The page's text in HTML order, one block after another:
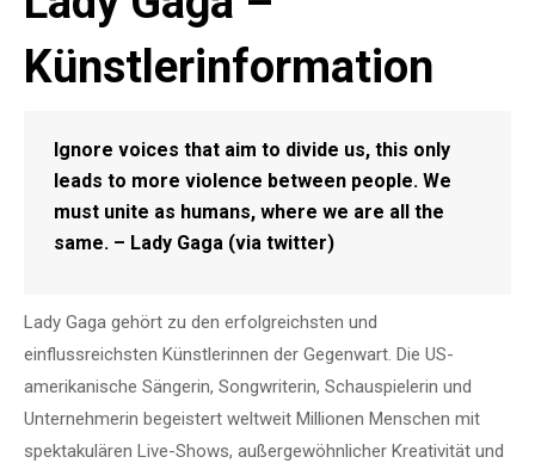
Künstlerinformation
Ignore voices that aim to divide us, this only
leads to more violence between people. We
must unite as humans, where we are all the
same. – Lady Gaga (via twitter)
Lady Gaga gehört zu den erfolgreichsten und
einflussreichsten Künstlerinnen der Gegenwart. Die US-
amerikanische Sängerin, Songwriterin, Schauspielerin und
Unternehmerin begeistert weltweit Millionen Menschen mit
spektakulären Live-Shows, außergewöhnlicher Kreativität und